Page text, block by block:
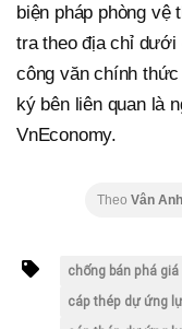
biện pháp phòng
tra theo địa chỉ
công văn chính
ký bên liên quan là
VnEconomy.
Theo Vân
chống bán phá giá
cáp thép dự ứng